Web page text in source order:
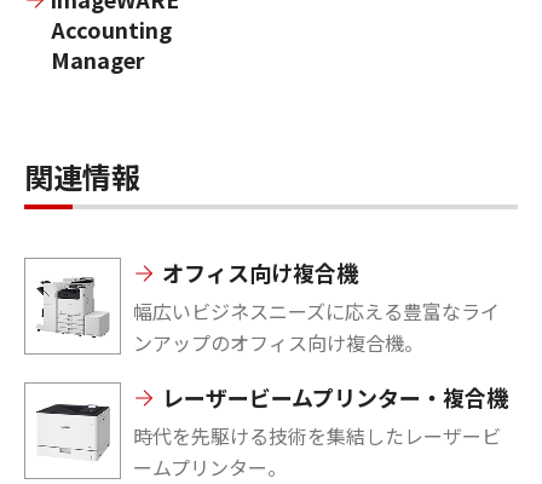
Accounting
Manager
関連情報
オフィス向け複合機
幅広いビジネスニーズに応える豊富なライ
ンアップのオフィス向け複合機。
レーザービームプリンター・複合機
時代を先駆ける技術を集結したレーザービ
ームプリンター。